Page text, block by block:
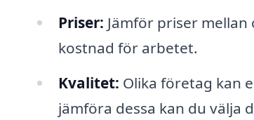
Priser: Jämför priser
kostnad för arbetet.
Kvalitet: Olika företag kan
jämföra dessa kan du välja